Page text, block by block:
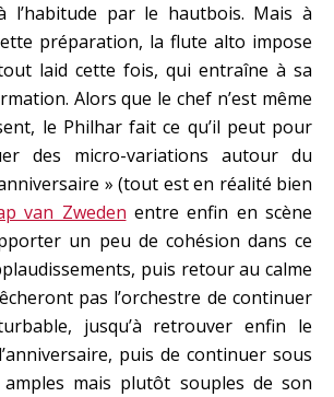
l’habitude par le hautbois. Mais à
préparation, la flute alto impose
laid cette fois, qui entraîne à sa
Alors que le chef n’est même
le Philhar fait ce qu’il peut pour
des micro-variations autour du
» (tout est en réalité bien
van Zweden entre enfin en scène
un peu de cohésion dans ce
puis retour au calme
pas l’orchestre de continuer
jusqu’à retrouver enfin le
puis de continuer sous
mais plutôt souples de son